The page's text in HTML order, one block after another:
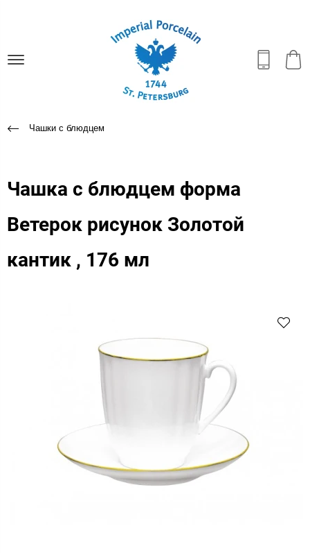
Чашки с блюдцем
Чашка с блюдцем форма
Ветерок рисунок Золотой
кантик , 176 мл